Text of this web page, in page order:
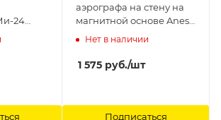
24
аэрографа на стену на
магнитной основе Anest
Iwata
Нет в наличии
1 575 руб./шт
Подписаться